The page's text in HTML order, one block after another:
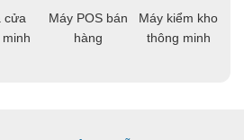
cửa
Máy POS bán
hàng
Máy kiểm kho
thông minh